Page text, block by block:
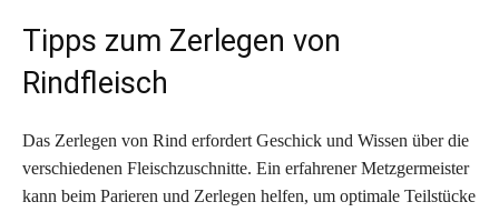
Tipps zum Zerlegen von
Rindfleisch
Das Zerlegen von Rind erfordert Geschick und Wissen über die
verschiedenen Fleischzuschnitte. Ein erfahrener Metzgermeister
kann beim Parieren und Zerlegen helfen, um optimale Teilstücke